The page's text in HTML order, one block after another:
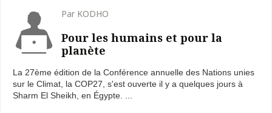
Par KODHO
Pour les humains et pour la
planète
La 27ème édition de la Conférence annuelle des Nations unies
sur le Climat, la COP27, s'est ouverte il y a quelques jours à
Sharm El Sheikh, en Égypte. ...